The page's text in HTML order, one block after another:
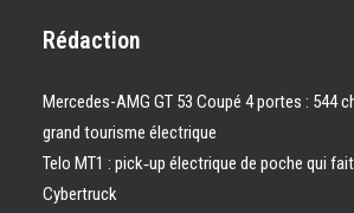
Rédaction
Mercedes-AMG GT 53 Coupé 4 portes : 544
grand tourisme électrique
Telo MT1 : pick‑up électrique de poche qui
Cybertruck